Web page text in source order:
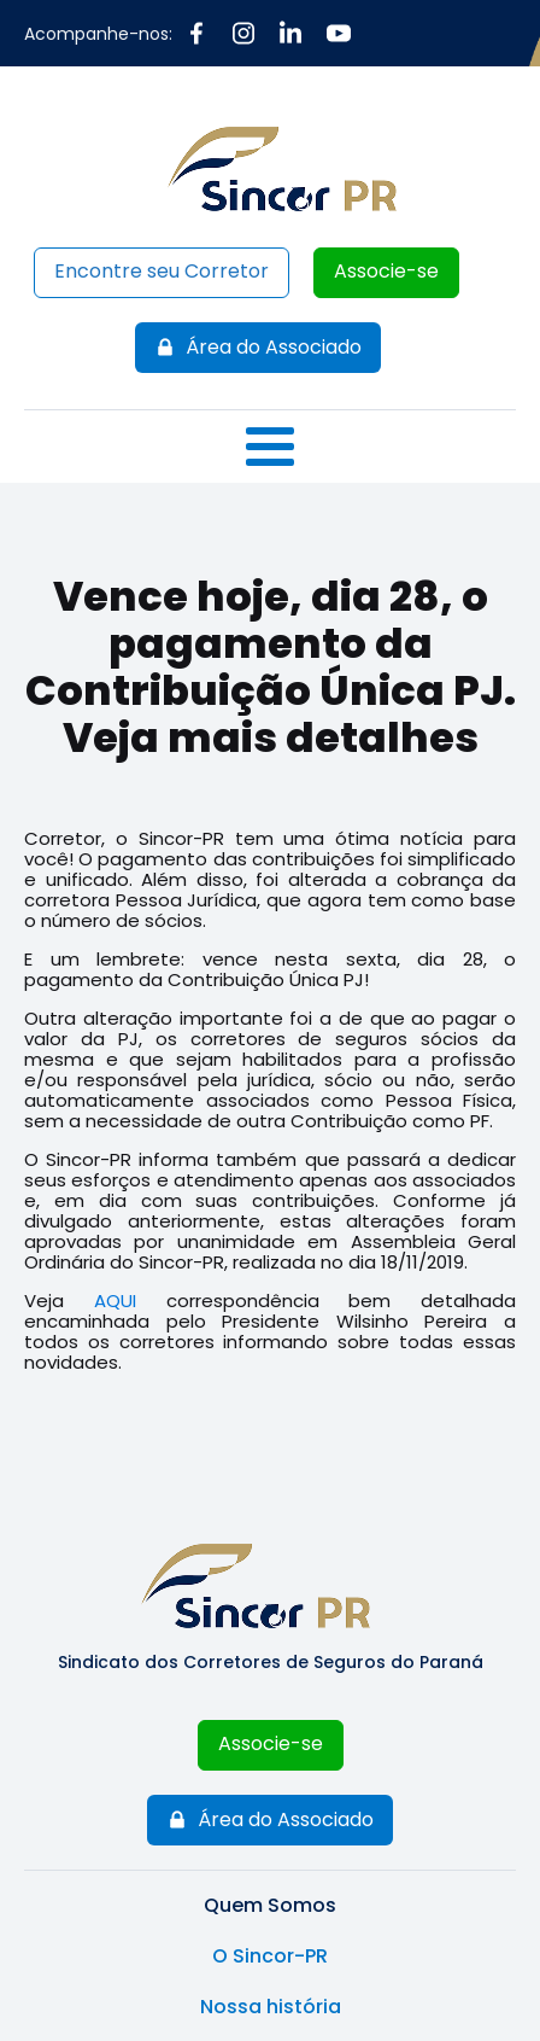
Acompanhe-nos:
Encontre seu Corretor Associe-se
Área do Associado
Vence hoje, dia 28, o
pagamento da
Contribuição Única PJ.
Veja mais detalhes
Corretor, o Sincor-PR tem uma ótima notícia para
você! O pagamento das contribuições foi simplificado
e unificado. Além disso, foi alterada a cobrança da
corretora Pessoa Jurídica, que agora tem como base
o número de sócios.
E um lembrete: vence nesta sexta, dia 28, o
pagamento da Contribuição Única PJ!
Outra alteração importante foi a de que ao pagar o
valor da PJ, os corretores de seguros sócios da
mesma e que sejam habilitados para a profissão
e/ou responsável pela jurídica, sócio ou não, serão
automaticamente associados como Pessoa Física,
sem a necessidade de outra Contribuição como PF.
O Sincor-PR informa também que passará a dedicar
seus esforços e atendimento apenas aos associados
e, em dia com suas contribuições. Conforme já
divulgado anteriormente, estas alterações foram
aprovadas por unanimidade em Assembleia Geral
Ordinária do Sincor-PR, realizada no dia 18/11/2019.
Veja AQUIcorrespondência bem detalhada
encaminhada pelo Presidente Wilsinho Pereira a
todos os corretores informando sobre todas essas
novidades.
Sindicato dos Corretores de Seguros do Paraná
Associe-se
Área do Associado
Quem Somos
O Sincor-PR
Nossa história